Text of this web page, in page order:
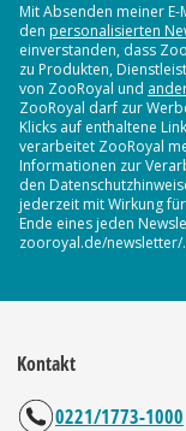
Mit Absenden meiner
den personalisierten
einverstanden, dass
zu Produkten,
von ZooRoyal und
ZooRoyal darf zur
Klicks auf enthaltene
verarbeitet ZooRoyal
Informationen zur
den
jederzeit mit Wirkung
Ende eines jeden
zooroyal.de/newsletter/.
Kontakt
0221/1773-1000